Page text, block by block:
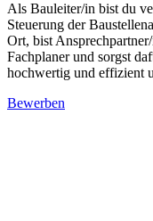
Als Bauleiter/in bist du
Steuerung der
Ort, bist
Fachplaner und sorgst
hochwertig und effizient
Bewerben